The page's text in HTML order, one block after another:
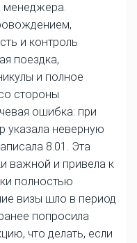
менеджера.
и контроль
поездка,
и полное
стороны
ошибка: при
указала неверную
8.01. Эта
важной и привела к
полностью
визы шло в период
попросила
что делать, если